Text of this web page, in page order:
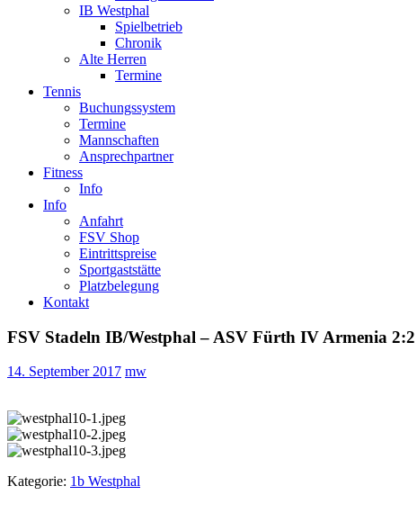
IB Westphal
Spielbetrieb
Chronik
Alte Herren
Termine
Tennis
Buchungssystem
Termine
Mannschaften
Ansprechpartner
Fitness
Info
Info
Anfahrt
FSV Shop
Eintrittspreise
Sportgaststätte
Platzbelegung
Kontakt
FSV Stadeln IB/Westphal – ASV Fürth IV Armenia
14. September 2017 mw
Kategorie: 1b Westphal